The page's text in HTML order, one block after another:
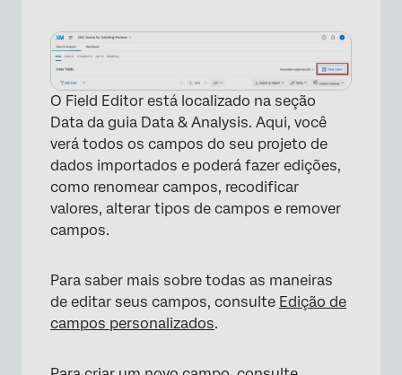
O Field Editor está localizado na seção
Data da guia Data & Analysis. Aqui, você
verá todos os campos do seu projeto de
dados importados e poderá fazer edições,
como renomear campos, recodificar
valores, alterar tipos de campos e remover
campos.
Para saber mais sobre todas as maneiras
de editar seus campos, consulte Edição de
campos personalizados.